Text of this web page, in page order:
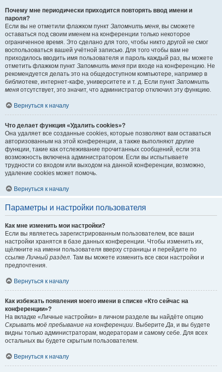
Почему мне периодически приходится повторять ввод имени и
пароля?
Если вы не отметили флажком пункт Запомнить меня , вы сможете
оставаться под своим именем на конференции только некоторое
ограниченное время. Это сделано для того, чтобы никто другой не смог
воспользоваться вашей учётной записью. Для того чтобы вам не
приходилось вводить имя пользователя и пароль каждый раз, вы можете
отметить флажком пункт Запомнить меня при входе на конференцию. Не
рекомендуется делать это на общедоступном компьютере, например в
библиотеке, интернет-кафе, университете и т. д. Если пункт Запомнить
меня отсутствует, это значит, что администратор отключил эту функцию.
Вернуться к началу
Что делает функция «Удалить cookies»?
Она удаляет все созданные cookies, которые позволяют вам оставаться
авторизованным на этой конференции, а также выполняют другие
функции, такие как отслеживание прочитанных сообщений, если эта
возможность включена администратором. Если вы испытываете
трудности со входом или выходом на данной конференции, возможно,
удаление cookies может помочь.
Вернуться к началу
Параметры и настройки пользователя
Как мне изменить мои настройки?
Если вы являетесь зарегистрированным пользователем, все ваши
настройки хранятся в базе данных конференции. Чтобы изменить их,
щёлкните на имени пользователя вверху страницы и перейдите по
ссылке Личный раздел . Там вы можете изменить все свои настройки и
предпочтения.
Вернуться к началу
Как избежать появления моего имени в списке «Кто сейчас на
конференции»?
На вкладке «Личные настройки» в личном разделе вы найдёте опцию
Скрывать моё пребывание на конференции . Выберите Да , и вы будете
видны только администраторам, модераторам и самому себе. Для всех
остальных вы будете скрытым пользователем.
Вернуться к началу